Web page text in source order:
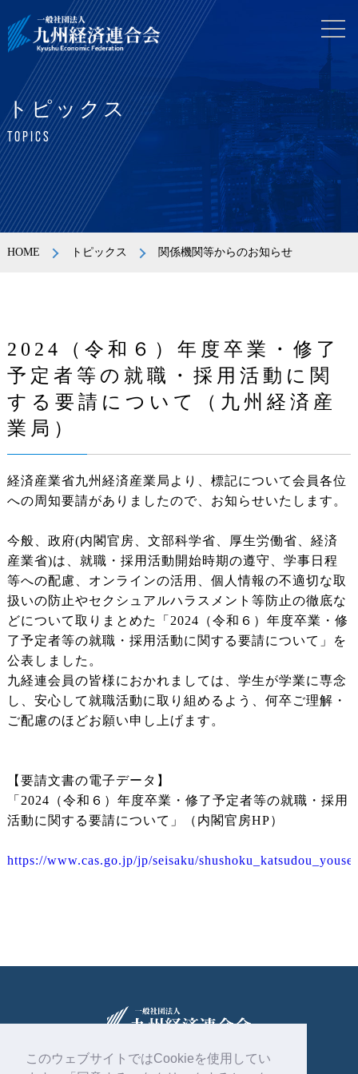
このウェブサイトではCookieを使用してい
トピックス
TOPICS
HOME トピックス 関係機関等からのお知らせ
2024（令和６）年度卒業・修了
予定者等の就職・採用活動に関
する要請について（九州経済産
業局）
経済産業省九州経済産業局より、標記について会員各位
への周知要請がありましたので、お知らせいたします。
今般、政府(内閣官房、文部科学省、厚生労働省、経済
産業省)は、就職・採用活動開始時期の遵守、学事日程
等への配慮、オンラインの活用、個人情報の不適切な取
扱いの防止やセクシュアルハラスメント等防止の徹底な
どについて取りまとめた「2024（令和６）年度卒業・修
了予定者等の就職・採用活動に関する要請について」を
公表しました。
九経連会員の皆様におかれましては、学生が学業に専念
し、安心して就職活動に取り組めるよう、何卒ご理解・
ご配慮のほどお願い申し上げます。
【要請文書の電子データ】
「2024（令和６）年度卒業・修了予定者等の就職・採用
活動に関する要請について」（内閣官房HP）
https://www.cas.go.jp/jp/seisaku/